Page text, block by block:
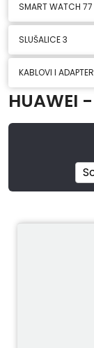
SMART WATCH 77
SLUŠALICE3
KABLOVI I
HUAWEI